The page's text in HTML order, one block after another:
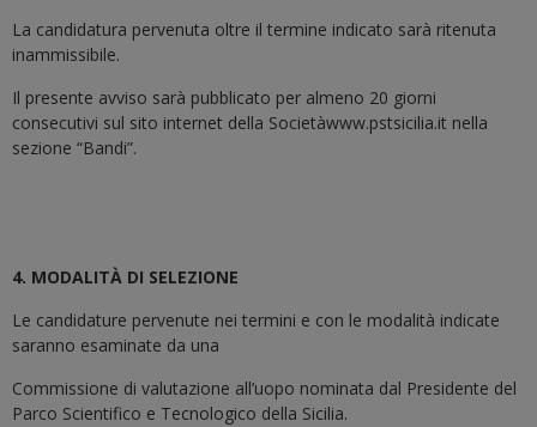
La candidatura pervenuta oltre il termine indicato sarà ritenuta
inammissibile.
Il presente avviso sarà pubblicato per almeno 20 giorni
consecutivi sul sito internet della Societàwww.pstsicilia.it nella
sezione “Bandi”.
4. MODALITÀ DI SELEZIONE
Le candidature pervenute nei termini e con le modalità indicate
saranno esaminate da una
Commissione di valutazione all’uopo nominata dal Presidente del
Parco Scientifico e Tecnologico della Sicilia.